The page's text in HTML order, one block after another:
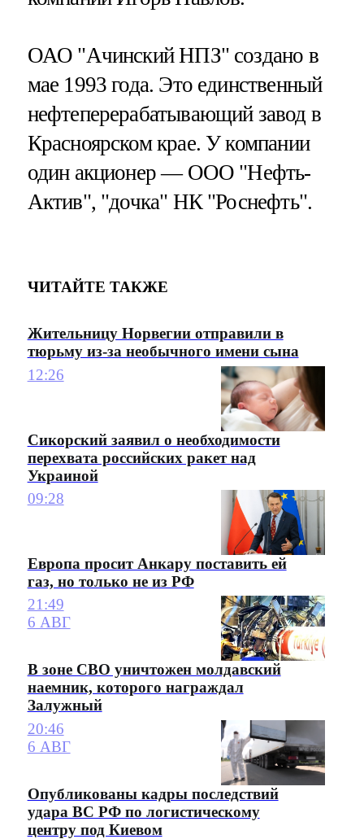
ОАО "Ачинский НПЗ" создано в
мае 1993 года. Это единственный
нефтеперерабатывающий завод в
Красноярском крае. У компании
один акционер — ООО "Нефть-
Актив", "дочка" НК "Роснефть".
ЧИТАЙТЕ ТАКЖЕ
Жительницу Норвегии отправили в
тюрьму из-за необычного имени сына
12:26
Сикорский заявил о необходимости
перехвата российских ракет над
Украиной
09:28
Европа просит Анкару поставить ей
газ, но только не из РФ
21:49
6 АВГ
В зоне СВО уничтожен молдавский
наемник, которого награждал
Залужный
20:46
6 АВГ
Опубликованы кадры последствий
удара ВС РФ по логистическому
центру под Киевом